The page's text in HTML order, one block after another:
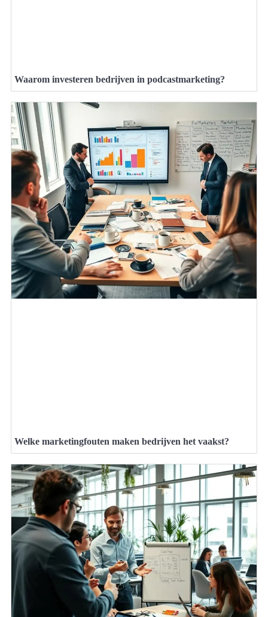
Waarom investeren bedrijven in podcastmarketing?
Welke marketingfouten maken bedrijven het vaakst?